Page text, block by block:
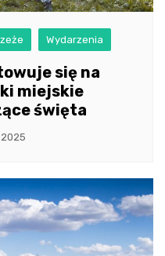
Wydarzenia
się na
miejskie
święta